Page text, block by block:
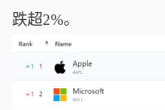
跌超2%。